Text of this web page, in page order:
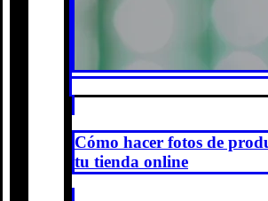
Cómo hacer fotos de
tu tienda online